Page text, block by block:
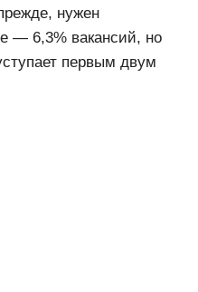
нужен
— 6,3% вакансий, но
первым двум